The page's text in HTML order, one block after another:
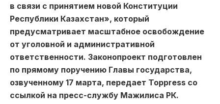
в связи с принятием новой Конституции
Республики Казахстан», который
предусматривает масштабное освобождение
от уголовной и административной
ответственности. Законопроект подготовлен
по прямому поручению Главы государства,
озвученному 17 марта, передает Toppress со
ссылкой на пресс-службу Мажилиса РК.